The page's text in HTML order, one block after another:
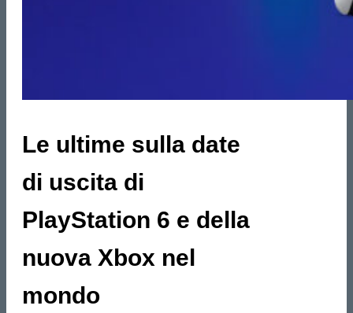
Le ultime sulla date
di uscita di
PlayStation 6 e della
nuova Xbox nel
mondo